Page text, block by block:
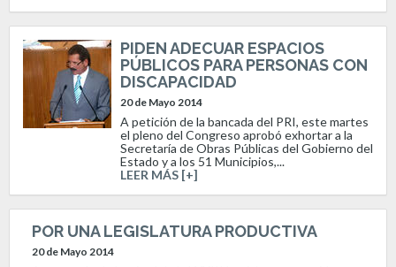
PIDEN ADECUAR ESPACIOS
PÚBLICOS PARA PERSONAS CON
DISCAPACIDAD
20 de Mayo 2014
A petición de la bancada del PRI, este martes
el pleno del Congreso aprobó exhortar a la
Secretaría de Obras Públicas del Gobierno del
Estado y a los 51 Municipios,...
LEER MÁS [+]
POR UNA LEGISLATURA PRODUCTIVA
20 de Mayo 2014